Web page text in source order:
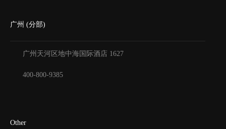
广州 (分部)
广州天河区地中海国际酒店 1627
400-800-9385
Other